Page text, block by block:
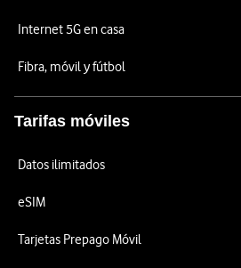
Internet 5G en casa
Fibra, móvil y fútbol
Tarifas móviles
Datos ilimitados
eSIM
Tarjetas Prepago Móvil